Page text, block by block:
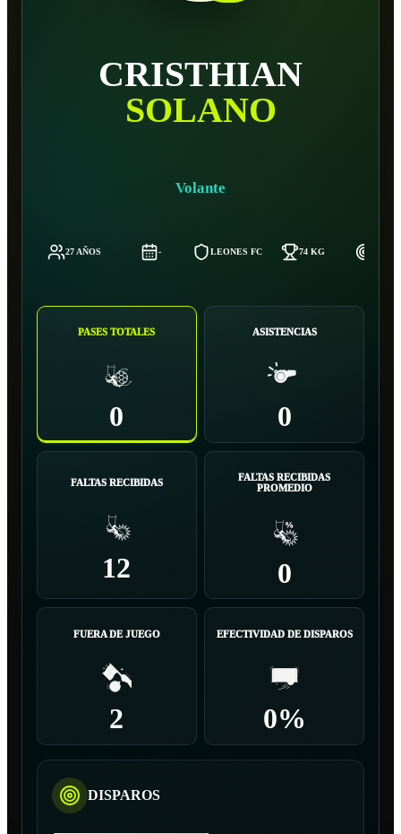
CRISTHIAN
SOLANO
Volante
27 AÑOS - LEONES FC 74 KG
PASES TOTALES
0
ASISTENCIAS
0
FALTAS RECIBIDAS
12
FALTAS RECIBIDAS
PROMEDIO
0
FUERA DE JUEGO
2
EFECTIVIDAD DE DISPAROS
0%
DISPAROS